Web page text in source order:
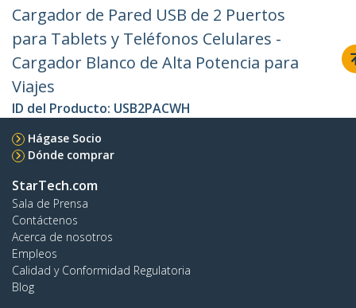
Cargador de Pared USB de 2 Puertos
para Tablets y Teléfonos Celulares -
Cargador Blanco de Alta Potencia para
Viajes
ID del Producto: USB2PACWH
Hágase Socio
Dónde comprar
StarTech.com
Sala de Prensa
Contáctenos
Acerca de nosotros
Empleos
Calidad y Conformidad Regulatoria
Blog